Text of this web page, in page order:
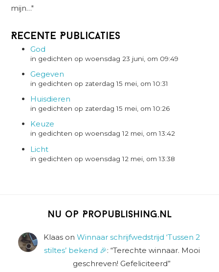
mijn…"
Recente Publicaties
God
in gedichten op woensdag 23 juni, om 09:49
Gegeven
in gedichten op zaterdag 15 mei, om 10:31
Huisdieren
in gedichten op zaterdag 15 mei, om 10:26
Keuze
in gedichten op woensdag 12 mei, om 13:42
Licht
in gedichten op woensdag 12 mei, om 13:38
Nu op Propublishing.nl
Klaas on Winnaar schrijfwedstrijd ‘Tussen 2
stiltes’ bekend 🎉: “Terechte winnaar. Mooi
geschreven! Gefeliciteerd”